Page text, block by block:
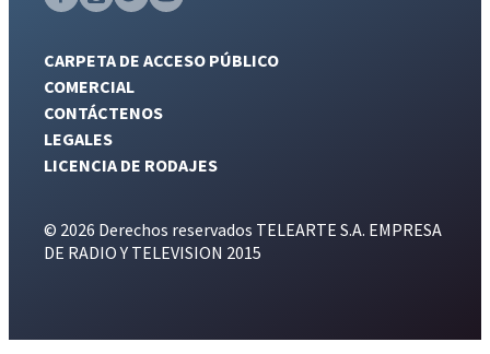
CARPETA DE ACCESO PÚBLICO
COMERCIAL
CONTÁCTENOS
LEGALES
LICENCIA DE RODAJES
© 2026 Derechos reservados TELEARTE S.A. EMPRESA
DE RADIO Y TELEVISION 2015